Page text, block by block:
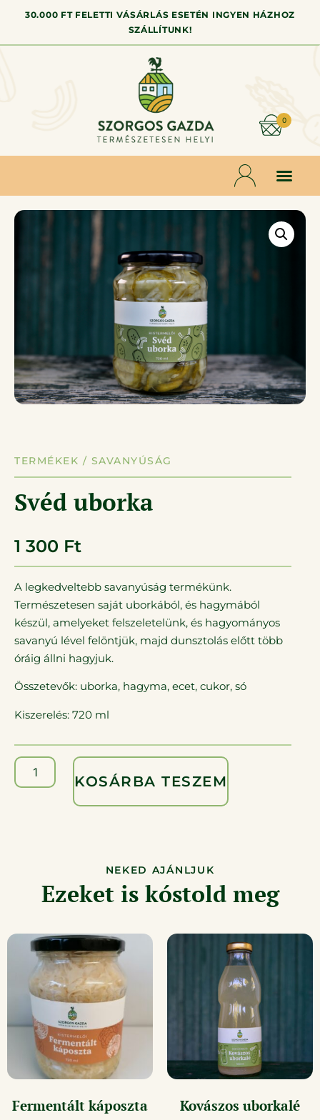
30.000 FT FELETTI VÁSÁRLÁS ESETÉN INGYEN HÁZHOZ
SZÁLLÍTUNK!
0
TERMÉKEK / SAVANYÚSÁG
Svéd uborka
1 300 Ft
A legkedveltebb savanyúság termékünk.
Természetesen saját uborkából, és hagymából
készül, amelyeket felszeletelünk, és hagyományos
savanyú lével felöntjük, majd dunsztolás előtt több
óráig állni hagyjuk.
Összetevők: uborka, hagyma, ecet, cukor, só
Kiszerelés: 720 ml
KOSÁRBA TESZEM
NEKED AJÁNLJUK
Ezeket is kóstold meg
Fermentált káposzta Kovászos uborkalé